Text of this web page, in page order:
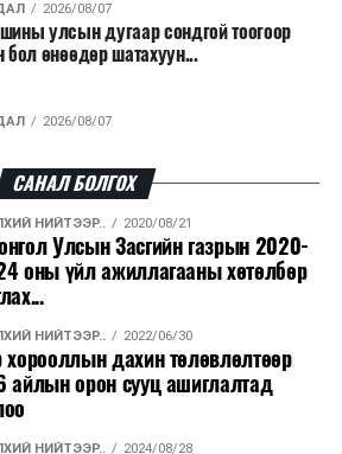
2026/08/07
улсын дугаар сондгой тоогоор
бол өнөөдөр шатахуун...
2026/08/07
НИЙТЭЭР.. 2026/08/06
компанийн ерөнхий
автомашиныг дэлбэлжээ...
боомтоор тав хоногт 10 мянга гаруй
92 автобензин и...
САНАЛ БОЛГОХ
НИЙТЭЭР.. 2020/08/21
Улсын Засгийн газрын 2020-
оны үйл ажиллагааны хөтөлбөр
НИЙТЭЭР.. 2022/06/30
хорооллын дахин төлөвлөлтөөр
айлын орон сууц ашиглалтад
НИЙТЭЭР.. 2024/08/28